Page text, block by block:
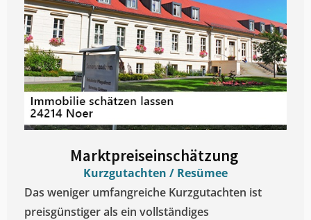
Marktpreiseinschätzung ​
Kurzgutachten / Resümee
Das weniger umfangreiche Kurzgutachten ist
preisgünstiger als ein vollständiges